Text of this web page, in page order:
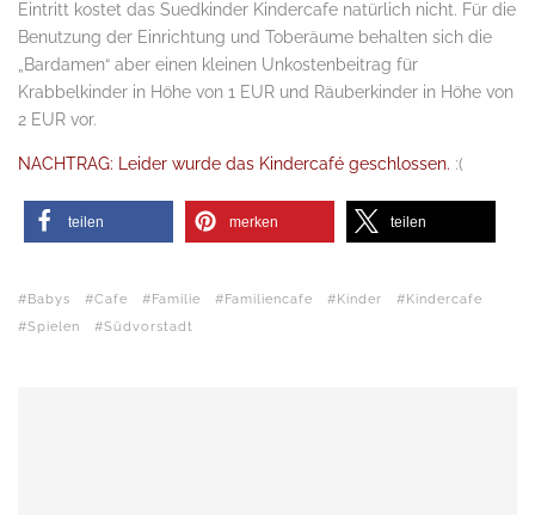
Eintritt kostet das Suedkinder Kindercafe natürlich nicht. Für die
Benutzung der Einrichtung und Toberäume behalten sich die
„Bardamen“ aber einen kleinen Unkostenbeitrag für
Krabbelkinder in Höhe von 1 EUR und Räuberkinder in Höhe von
2 EUR vor.
NACHTRAG: Leider wurde das Kindercafé geschlossen. :(
teilen merken teilen
Babys Cafe Familie Familiencafe Kinder
Kindercafe
Spielen
Südvorstadt